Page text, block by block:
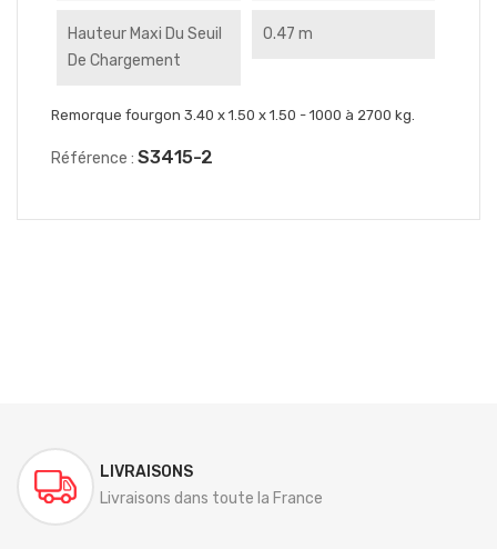
Hauteur Maxi Du Seuil
De Chargement
0.47 m
Remorque fourgon 3.40 x 1.50 x 1.50 - 1000 à 2700 kg.
Référence : S3415-2
LIVRAISONS
Livraisons dans toute la France